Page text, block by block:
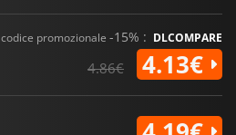
codice promozionale -15% : DLCOMPARE
4.86€ 4.13€